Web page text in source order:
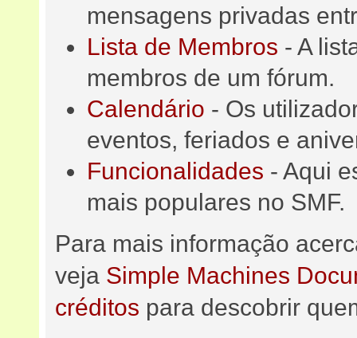
mensagens privadas
Lista de Membros - A
membros de um fórum.
Calendário - Os
eventos, feriados e
Funcionalidades - Aqui
mais populares no SMF.
Para mais informação
veja Simple Machines
créditos para descobrir